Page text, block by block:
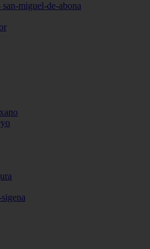
miguel-de-abona